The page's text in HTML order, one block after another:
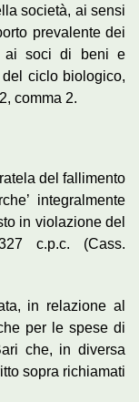
società, ai sensi
prevalente dei
ai soci di beni e
ciclo biologico,
comma 2.
del fallimento
integralmente
in violazione del
c.p.c. (Cass.
in relazione al
per le spese di
che, in diversa
sopra richiamati